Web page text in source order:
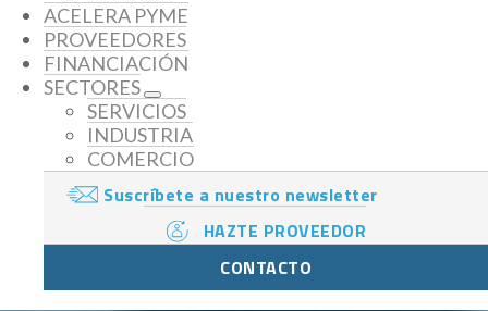
ACELERA PYME
PROVEEDORES
FINANCIACIÓN
SECTORES
SERVICIOS
INDUSTRIA
COMERCIO
Suscríbete a nuestro newsletter
HAZTE PROVEEDOR
CONTACTO